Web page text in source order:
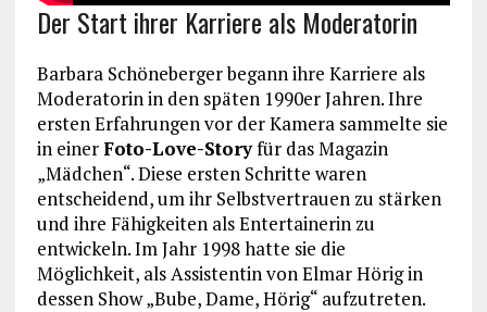
Der Start ihrer Karriere als Moderatorin
Barbara Schöneberger begann ihre Karriere als
Moderatorin in den späten 1990er Jahren. Ihre
ersten Erfahrungen vor der Kamera sammelte sie
in einerFoto-Love-Storyfür das Magazin
„Mädchen“. Diese ersten Schritte waren
entscheidend, um ihr Selbstvertrauen zu stärken
und ihre Fähigkeiten als Entertainerin zu
entwickeln. Im Jahr 1998 hatte sie die
Möglichkeit, als Assistentin von Elmar Hörig in
dessen Show „Bube, Dame, Hörig“ aufzutreten.